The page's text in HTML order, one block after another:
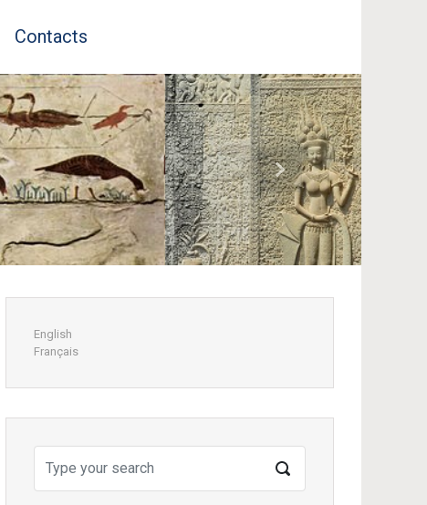
Contacts
Next
English
Français